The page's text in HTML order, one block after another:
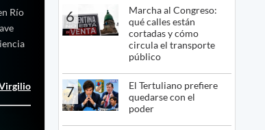
Río
6
Marcha al Congreso:
qué calles están
cortadas y cómo
circula el transporte
público
7
El Tertuliano prefiere
quedarse con el
poder